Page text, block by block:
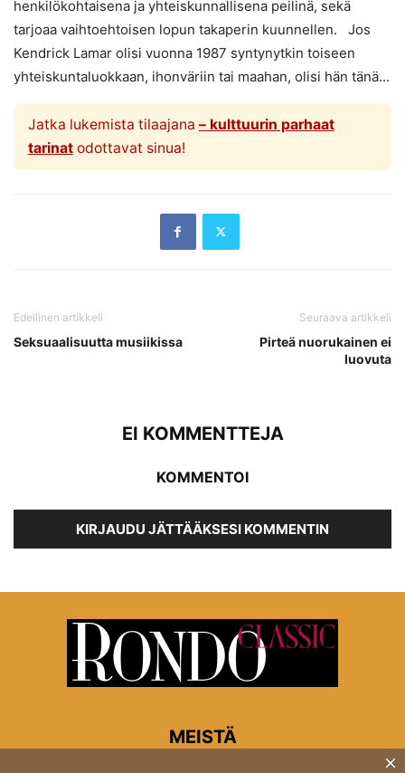
henkilökohtaisena ja yhteiskunnallisena peilinä, sekä
tarjoaa vaihtoehtoisen lopun takaperin kuunnellen. Jos
Kendrick Lamar olisi vuonna 1987 syntynytkin toiseen
yhteiskuntaluokkaan, ihonväriin tai maahan, olisi hän tänä...
Jatka lukemista tilaajana – kulttuurin parhaat
tarinatodottavat sinua!
Edellinen artikkeli
Seksuaalisuutta musiikissa
Seuraava artikkeli
Pirteä nuorukainen ei
luovuta
EI KOMMENTTEJA
KOMMENTOI
KIRJAUDU JÄTTÄÄKSESI KOMMENTIN
MEISTÄ